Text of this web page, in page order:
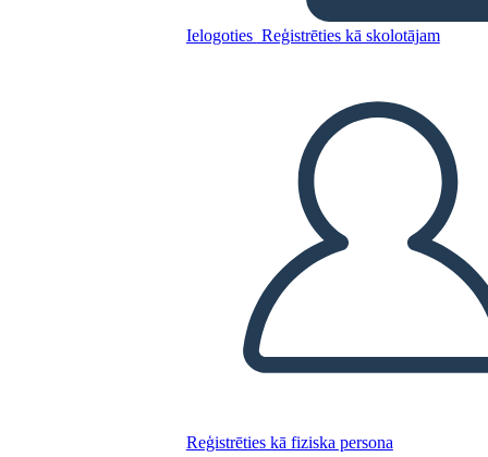
Ielogoties Reģistrēties kā skolotājam
Reģistrēties kā fiziska persona
IZVEIDOT STĀSTU SHĒMU
ATSKAŅOT SLAIDRĀDI
IZLASI MAN